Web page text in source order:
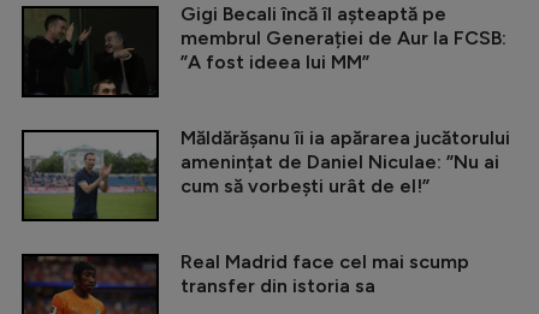
Gigi Becali încă îl așteaptă pe
membrul Generației de Aur la FCSB:
”A fost ideea lui MM”
Măldărășanu îi ia apărarea jucătorului
amenințat de Daniel Niculae: ”Nu ai
cum să vorbești urât de el!”
Real Madrid face cel mai scump
transfer din istoria sa